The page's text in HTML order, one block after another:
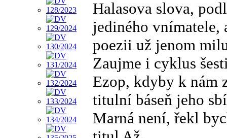
Halasova slova,
jediného vnímatele,
poezii už jenom
Zaujme i cyklus
Ezop, kdyby k nám
titulní báseň jeho
Marná není, řekl